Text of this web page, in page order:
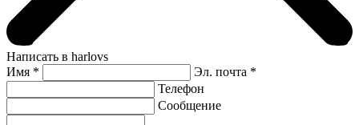
Написать в harlovs
Имя *
Эл. почта *
Телефон
Сообщение